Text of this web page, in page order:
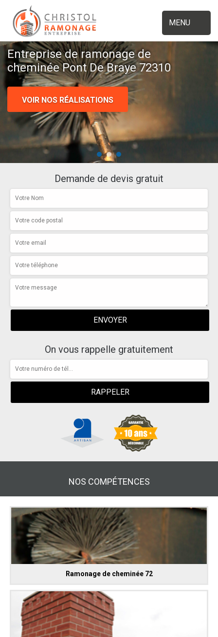
MENU
Entreprise de ramonage de
cheminée Pont De Braye 72310
VOIR NOS RÉALISATIONS
Demande de devis gratuit
On vous rappelle gratuitement
NOS COMPÉTENCES
Ramonage de cheminée 72